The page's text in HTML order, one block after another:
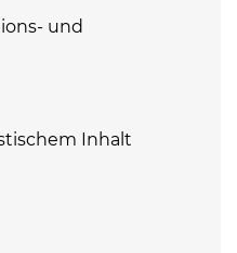
und
Inhalt